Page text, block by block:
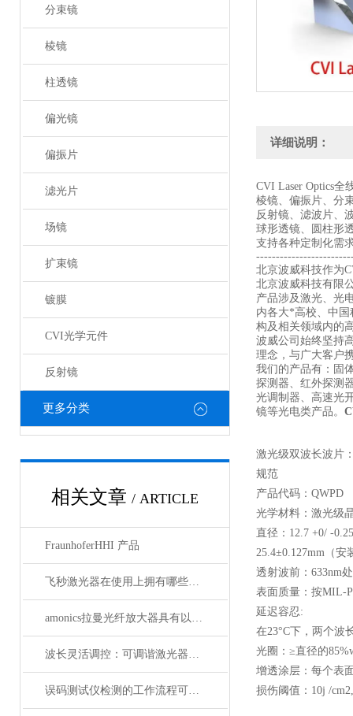
分束镜
棱镜
柱透镜
偏光镜
偏振片
滤光片
场镜
扩束镜
镀膜
CVI光学元件
反射镜
更多分类
相关文章 / ARTICLE
FraunhoferHHI 产品
飞秒激光器在使用上拥有哪些特点？
amonics拉曼光纤放大器具有以下四大优点
波长灵活调控：可调谐激光器在WDM系统中的应用解析
误码测试仪检测的工作流程可概括为以下几个步骤
详细说明：
CVI Laser Optics全
棱镜、偏振片、分
反射镜、滤波片、
球形透镜、圆柱形
支持各种定制化需
北京波威科技作为
北京波威科技有限
产品涉及激光、光
内各大*高校、中
构及相关领域内的
波威公司始终坚持
理念，与广大客户
我们的产品有：固
探测器、红外探测
光调制器、高速光
镜等光电类产品。
激光级双波长波片
规范
产品代码：QWPD
光学材料：激光级
直径：12.7 +0/ -
25.4±0.127mm（安
透射波前：633nm
表面质量：按MIL-
延迟容忍:
在23°C下，两个波
光圈：≥直径的
增透涂层：每个表
损伤阈值：10j /